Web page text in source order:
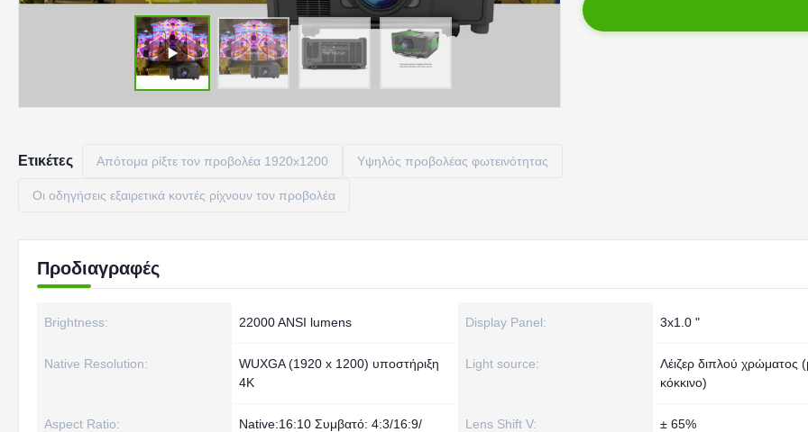
Ετικέτες Απότομα ρίξτε τον προβολέα 1920x1200 Υψηλός προβολέας φωτεινότητας
Οι οδηγήσεις εξαιρετικά κοντές ρίχνουν τον προβολέα
Προδιαγραφές
Brightness: 22000 ANSI lumens Display Panel: 3x1.0 "
Native Resolution:
WUXGA (1920 x 1200) υποστήριξη
4K
Light source:
Λέιζερ διπλού χρώματος
κόκκινο)
Aspect Ratio:
Native:16:10 Συμβατό: 4:3/16:9/
Lens Shift V: ± 65%